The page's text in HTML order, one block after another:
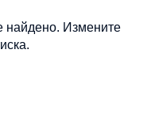
найдено. Измените